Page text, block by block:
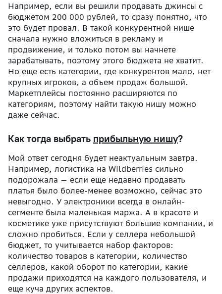
Например, если вы решили продавать джинсы с
бюджетом 200 000 рублей, то сразу понятно, что
это будет провал. В такой конкурентной нише
сначала нужно вложиться в рекламу и
продвижение, и только потом вы начнете
зарабатывать, поэтому этого бюджета не хватит.
Но еще есть категории, где конкурентов мало, нет
крупных игроков, а объем продаж большой.
Маркетплейсы постоянно расширяются по
категориям, поэтому найти такую нишу можно
даже сейчас.
Как тогда выбрать прибыльную нишу?
Мой ответ сегодня будет неактуальным завтра.
Например, логистика на Wildberries сильно
подорожала — если еще недавно продавать
платья было более-менее возможно, сейчас это
невыгодно. У электроники всегда в онлайн-
сегменте была маленькая маржа. А в красоте и
косметике уже присутствуют большие компании, и
сложно пробиться. Если у селлера небольшой
бюджет, то учитывается набор факторов:
количество товаров в категории, количество
селлеров, какой оборот по категории, какие
продажи приходятся на каждого пользователя, и
еще куча других аспектов.